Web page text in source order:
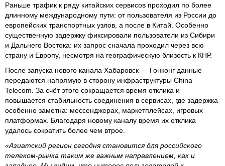
Раньше трафик к ряду китайских сервисов проходил по более
длинному международному пути: от пользователя из России до
европейских транспортных узлов, а после в Китай. Особенно
существенную задержку фиксировали пользователи из Сибири
и Дальнего Востока: их запрос сначала проходил через всю
страну и Европу, несмотря на географическую близость к КНР.
После запуска нового канала Хабаровск — Гонконг данные
передаются напрямую в сторону инфраструктуры China
Telecom. За счёт этого сокращается время отклика и
повышается стабильность соединения в сервисах, где задержка
особенно заметна: мессенджерах, маркетплейсах, игровых
платформах. Благодаря новому каналу время их отклика
удалось сократить более чем втрое.
«Азиатский регион сегодня становится для российского
телеком-рынка таким же важным направлением, как и